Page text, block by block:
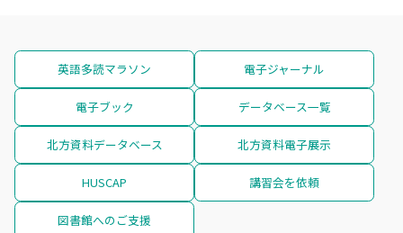
英語多読マラソン 電子ジャーナル
電子ブック データベース一覧
北方資料データベース 北方資料電子展示
HUSCAP 講習会を依頼
図書館へのご支援